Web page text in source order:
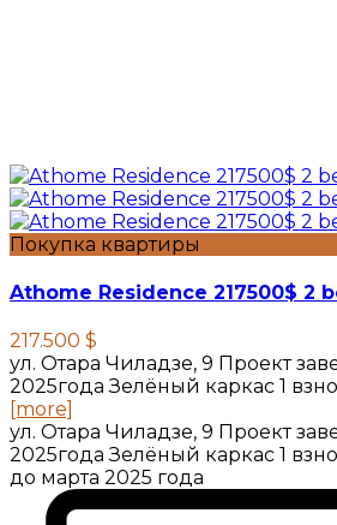
Покупка квартиры
Athome Residence 217500$ 2
217.500 $
ул. Отара Чиладзе, 9 Проект
2025года Зелёный каркас 1
[more]
ул. Отара Чиладзе, 9 Проект
2025года Зелёный каркас 1
до марта 2025 года